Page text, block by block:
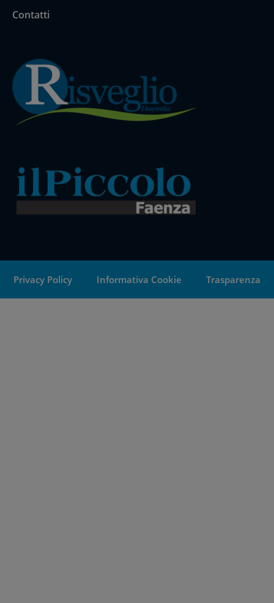
Contatti
Privacy Policy Informativa Cookie Trasparenza